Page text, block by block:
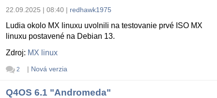
22.09.2025 | 08:40 | redhawk1975
Ludia okolo MX linuxu uvolnili na testovanie prvé ISO MX
linuxu postavené na Debian 13.
Zdroj: MX linux
2 | Nová verzia
Q4OS 6.1 "Andromeda"